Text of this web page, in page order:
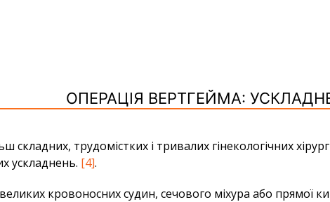
ОПЕРАЦІЯ ВЕРТГЕЙМА:
трудомістких і тривалих гінекологічних
ускладнень. [4].
кровоносних судин, сечового міхура або прямої